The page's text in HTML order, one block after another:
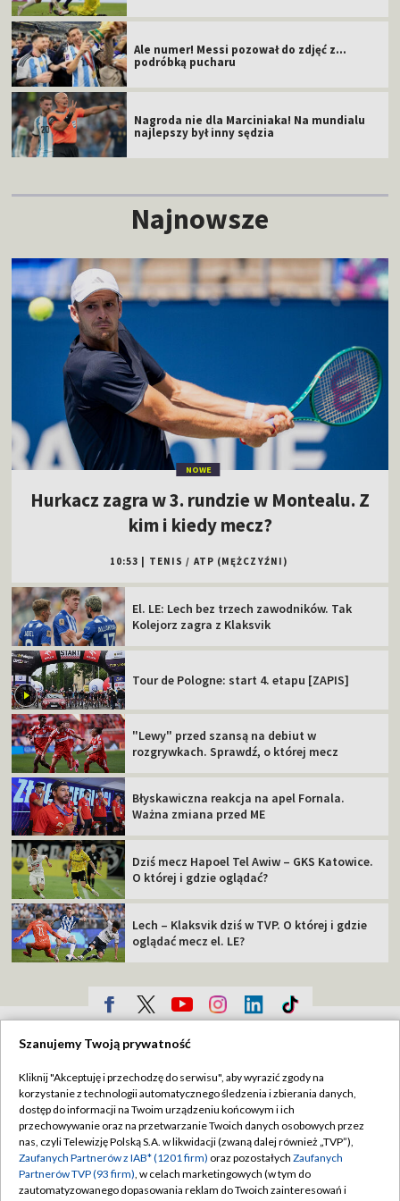
Ale numer! Messi pozował do zdjęć z...
podróbką pucharu
Nagroda nie dla Marciniaka! Na mundialu
najlepszy był inny sędzia
Najnowsze
NOWE
Hurkacz zagra w 3. rundzie w Montealu. Z
kim i kiedy mecz?
10:53 TENIS / ATP (MĘŻCZYŹNI)
El. LE: Lech bez trzech zawodników. Tak
Kolejorz zagra z Klaksvik
Tour de Pologne: start 4. etapu [ZAPIS]
"Lewy" przed szansą na debiut w
rozgrywkach. Sprawdź, o której mecz
Błyskawiczna reakcja na apel Fornala.
Ważna zmiana przed ME
Dziś mecz Hapoel Tel Awiw – GKS Katowice.
O której i gdzie oglądać?
Lech – Klaksvik dziś w TVP. O której i gdzie
oglądać mecz el. LE?
Sklep TVP
Biuro Reklamy
Oferta Handlowa
Telegazeta ogłoszenia
Polityka prywatności
Moje zgody
Biuro reklamy
Kontakt
Szanujemy Twoją prywatność
Kliknij "Akceptuję i przechodzę do serwisu", aby wyrazić zgody na
korzystanie z technologii automatycznego śledzenia i zbierania danych,
dostęp do informacji na Twoim urządzeniu końcowym i ich
przechowywanie oraz na przetwarzanie Twoich danych osobowych przez
nas, czyli Telewizję Polską S.A. w likwidacji (zwaną dalej również „TVP”),
Zaufanych Partnerów z IAB* (1201 firm) oraz pozostałych Zaufanych
Partnerów TVP (93 firm), w celach marketingowych (w tym do
zautomatyzowanego dopasowania reklam do Twoich zainteresowań i